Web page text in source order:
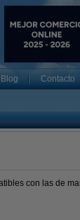
Blog Contacto
con las de